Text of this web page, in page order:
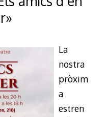
La
nostra
pròxim
a
estren